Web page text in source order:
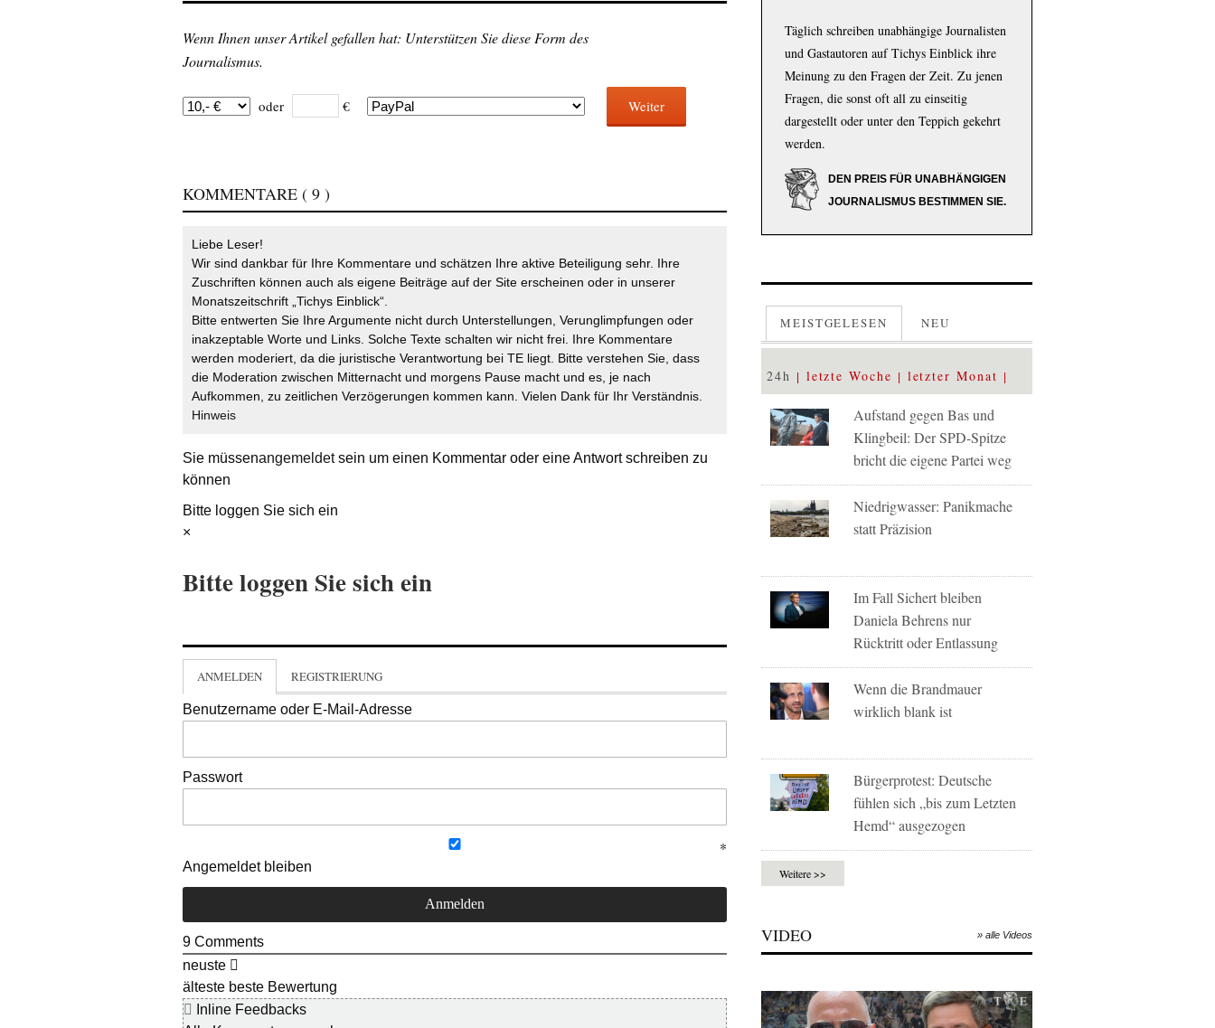
Wenn Ihnen unser Artikel gefallen hat: Unterstützen Sie diese Form des
Journalismus.
oder € Weiter
KOMMENTARE ( 9 )
Liebe Leser!
Wir sind dankbar für Ihre Kommentare und schätzen Ihre aktive Beteiligung sehr. Ihre
Zuschriften können auch als eigene Beiträge auf der Site erscheinen oder in unserer
Monatszeitschrift „Tichys Einblick“.
Bitte entwerten Sie Ihre Argumente nicht durch Unterstellungen, Verunglimpfungen oder
inakzeptable Worte und Links. Solche Texte schalten wir nicht frei. Ihre Kommentare
werden moderiert, da die juristische Verantwortung bei TE liegt. Bitte verstehen Sie, dass
die Moderation zwischen Mitternacht und morgens Pause macht und es, je nach
Aufkommen, zu zeitlichen Verzögerungen kommen kann. Vielen Dank für Ihr Verständnis.
Hinweis
Sie müssenangemeldetsein um einen Kommentar oder eine Antwort schreiben zu
können
Bitte loggen Sie sich ein
×
Bitte loggen Sie sich ein
ANMELDEN REGISTRIERUNG
Benutzername oder E-Mail-Adresse
Passwort
Angemeldet bleiben
9 Comments
neuste
älteste beste Bewertung
Inline Feedbacks
Täglich schreiben unabhängige Journalisten
und Gastautoren auf Tichys Einblick ihre
Meinung zu den Fragen der Zeit. Zu jenen
Fragen, die sonst oft all zu einseitig
dargestellt oder unter den Teppich gekehrt
werden.
DEN PREIS FÜR UNABHÄNGIGEN
JOURNALISMUS BESTIMMEN SIE.
MEISTGELESEN NEU
24h letzte Woche letzter Monat
Aufstand gegen Bas und
Klingbeil: Der SPD-Spitze
bricht die eigene Partei weg
Niedrigwasser: Panikmache
statt Präzision
Im Fall Sichert bleiben
Daniela Behrens nur
Rücktritt oder Entlassung
Wenn die Brandmauer
wirklich blank ist
Bürgerprotest: Deutsche
fühlen sich „bis zum Letzten
Hemd“ ausgezogen
Weitere >>
VIDEO » alle Videos